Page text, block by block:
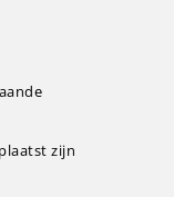
zijn